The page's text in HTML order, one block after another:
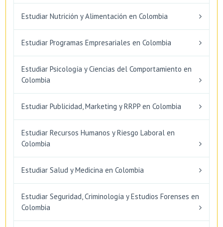
Estudiar Nutrición y Alimentación en Colombia
Estudiar Programas Empresariales en Colombia
Estudiar Psicología y Ciencias del Comportamiento en
Colombia
Estudiar Publicidad, Marketing y RRPP en Colombia
Estudiar Recursos Humanos y Riesgo Laboral en
Colombia
Estudiar Salud y Medicina en Colombia
Estudiar Seguridad, Criminología y Estudios Forenses en
Colombia